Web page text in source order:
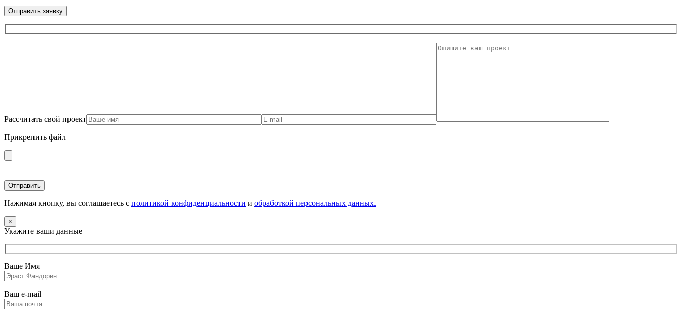
Рассчитать свой проект
Прикрепить файл
Нажимая кнопку, вы соглашаетесь с политикой конфиденциальности и обработкой персональных данных.
×
Укажите ваши данные
Ваше Имя
Ваш e-mail